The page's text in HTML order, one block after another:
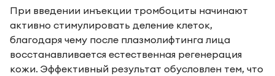
При введении инъекции тромбоциты начинают
активно стимулировать деление клеток,
благодаря чему после плазмолифтинга лица
восстанавливается естественная регенерация
кожи. Эффективный результат обусловлен тем, что